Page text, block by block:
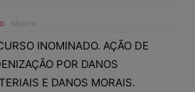
Mestre
INOMINADO. AÇÃO DE
POR DANOS
E DANOS MORAIS.